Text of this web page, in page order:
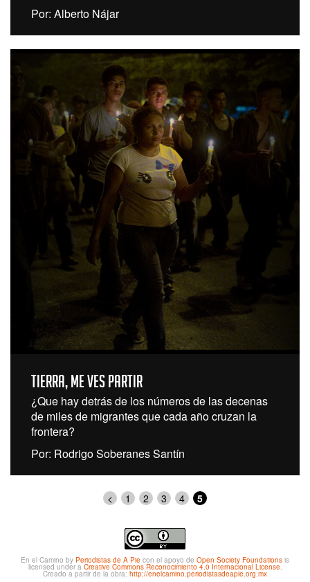
Por: Alberto Nájar
Tierra, me ves partir
¿Que hay detrás de los números de las decenas
de miles de migrantes que cada año cruzan la
frontera?
Por: Rodrigo Soberanes Santín
< 1 2 3 4 5
En el Camino by Periodistas de A Pie con el apoyo de Open Society Foundations is
licensed under a Creative Commons Reconocimiento 4.0 Internacional License.
Creado a partir de la obra: http://enelcamino.periodistasdeapie.org.mx